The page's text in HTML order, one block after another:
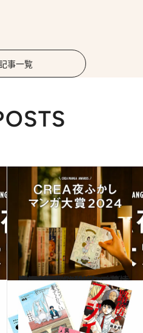
事一覧
2024.9.6
【CREA夜ふかしマンガ大賞2024】《6位～10位》あの話題作も入賞。“普通”が苦手なふたりの友情に涙！
カルチャー